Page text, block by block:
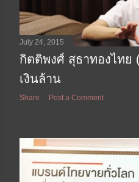
July 24, 2015
กิตติพงศ์ สุธาทองไทย
เงินล้าน
Share Post a Comment